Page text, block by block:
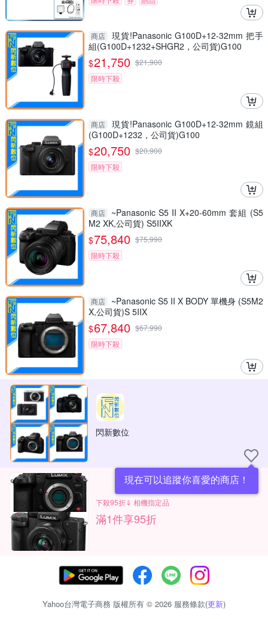
商店
現貨!Panasonic G100D+12-32mm 把手
組(G100D+1232+SHGR2，公司貨)G100
$21,750 $21,900
限時下殺
商店
現貨!Panasonic G100D+12-32mm 鏡組
(G100D+1232，公司貨)G100
$20,750 $20,900
限時下殺
商店
~Panasonic S5 II X+20-60mm 套組 (S5
M2 XK,公司貨) S5IIXK
$75,840 $75,990
限時下殺
商店
~Panasonic S5 II X BODY 單機身 (S5M2
X,公司貨)S 5IIX
$67,840 $67,990
限時下殺
閃新數位
現在可以追蹤你喜愛的商店！
下殺95折⇓ 相機指定品
滿1件享95折
Yahoo台灣電子商務 版權所有 © 2026 服務條款(更新)